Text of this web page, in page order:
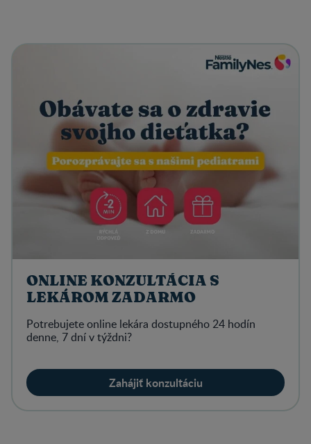
ONLINE KONZULTÁCIA S
LEKÁROM ZADARMO
Potrebujete online lekára dostupného 24 hodín
denne, 7 dní v týždni?
Zahájiť konzultáciu